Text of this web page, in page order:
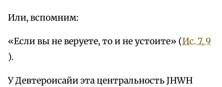
Или, вспомним:
«Если вы не веруете, то и не устоите» (Ис. 7, 9
).
У Девтероисайи эта центральность JHWH